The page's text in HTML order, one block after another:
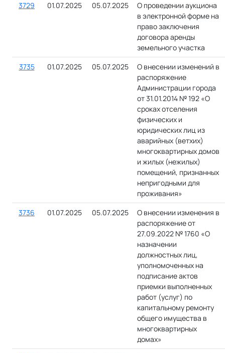
3729
01.07.2025 05.07.2025
О проведении аукциона
в электронной форме на
право заключения
договора аренды
земельного участка
3735
01.07.2025 05.07.2025
О внесении изменений в
распоряжение
Администрации города
от 31.01.2014 № 192 «О
сроках отселения
физических и
юридических лиц из
аварийных (ветхих)
многоквартирных домов
и жилых (нежилых)
помещений, признанных
непригодными для
проживания»
3736
01.07.2025 05.07.2025
О внесении изменения в
распоряжение от
27.09.2022 № 1760 «О
назначении
должностных лиц,
уполномоченных на
подписание актов
приемки выполненных
работ (услуг) по
капитальному ремонту
общего имущества в
многоквартирных
домах»